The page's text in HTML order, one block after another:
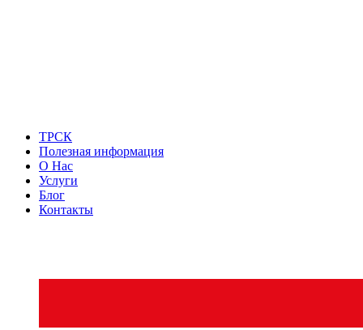
ТРСК
Полезная информация
О Нас
Услуги
Блог
Контакты